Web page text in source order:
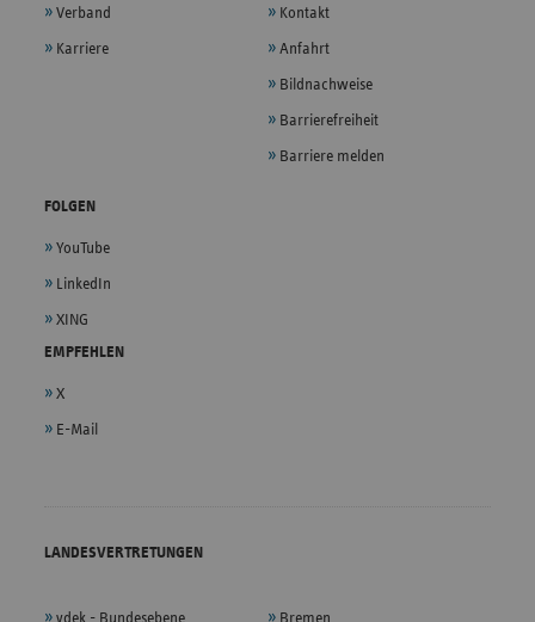
Verband
Karriere
Kontakt
Anfahrt
Bildnachweise
Barrierefreiheit
Barriere melden
FOLGEN
YouTube
LinkedIn
XING
EMPFEHLEN
X
E-Mail
LANDESVERTRETUNGEN